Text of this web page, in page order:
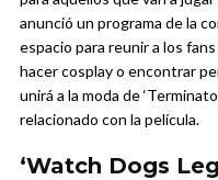
anunció un programa de la
espacio para reunir a los
hacer cosplay o encontrar
unirá a la moda de
relacionado con la película.
‘Watch Dogs